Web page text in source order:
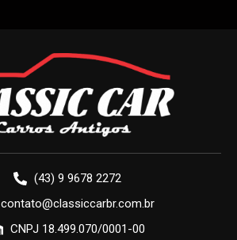
(43) 9 9678 2272
contato@classiccarbr.com.br
CNPJ 18.499.070/0001-00